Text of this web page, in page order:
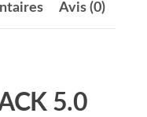
Avis (0)
5.0